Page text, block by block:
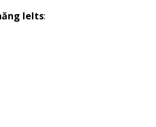
Ielts: